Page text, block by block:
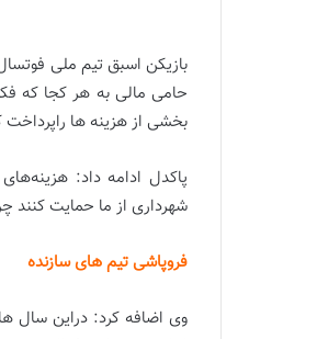
بازیکن اسبق تیم ملی
حامی مالی به هر کجا که
بخشی از هزینه ها راپرداخت
پاکدل ادامه داد:
شهرداری از ما حمایت کنند چرا که حدود ۲۰ دختر جوان و آینده دار دورهم جمع
فروپاشی تیم های سازنده
وی اضافه کرد: دراین سال